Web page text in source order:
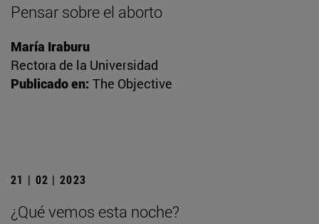
Pensar sobre el aborto
María Iraburu
Rectora de la Universidad
Publicado en: The Objective
21 | 02 | 2023
¿Qué vemos esta noche?